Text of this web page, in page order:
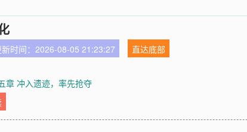
新时间：2026-08-05 21:23:27
直达底部
章 冲入遗迹，率先抢夺